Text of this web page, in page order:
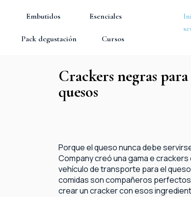
Embutidos Esenciales
Pack degustación Cursos
Crackers negras para
quesos
Porque el queso nunca debe
Company creó una gama e crackers
vehículo de transporte para el
comidas son compañeros
crear un cracker con esos